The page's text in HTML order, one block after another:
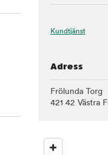
Kundtjänst
Adress
Frölunda Torg
421 42 Västra